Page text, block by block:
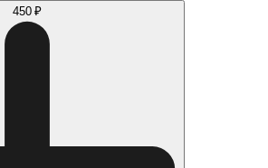
450 ₽